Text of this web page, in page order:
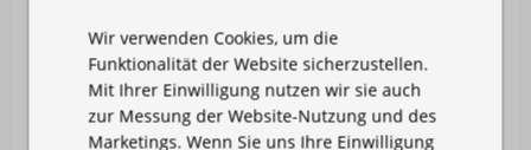
Wir verwenden Cookies, um die
Funktionalität der Website sicherzustellen.
Mit Ihrer Einwilligung nutzen wir sie auch
zur Messung der Website-Nutzung und des
Marketings. Wenn Sie uns Ihre Einwilligung